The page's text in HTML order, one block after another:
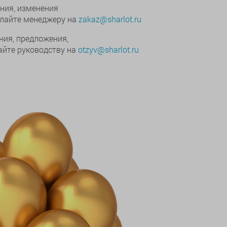
изменения
менеджеру на zakaz@sharlot.ru
предложения,
руководству на otzyv@sharlot.ru